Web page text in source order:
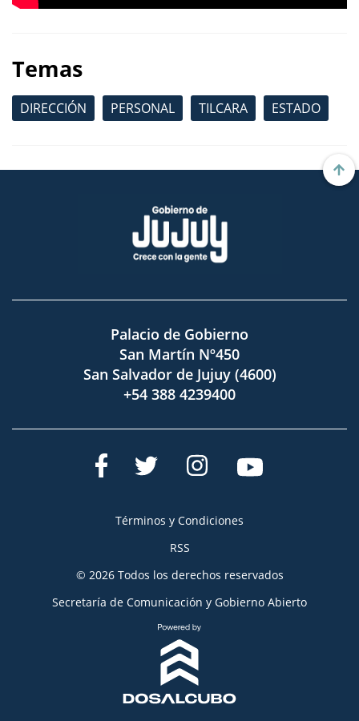
Temas
DIRECCIÓN PERSONAL TILCARA ESTADO
Palacio de Gobierno
San Martín Nº450
San Salvador de Jujuy (4600)
+54 388 4239400
Términos y Condiciones
RSS
© 2026 Todos los derechos reservados
Secretaría de Comunicación y Gobierno Abierto